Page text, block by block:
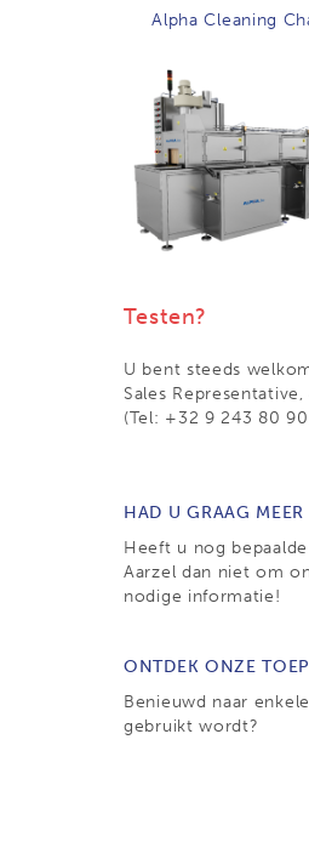
Alpha Cleaning
Testen?
U bent steeds
Sales
(Tel: +32 9 243 80
HAD U GRAAG
Heeft u nog
Aarzel dan niet om
nodige informatie!
ONTDEK ONZE
Benieuwd naar
gebruikt wordt?